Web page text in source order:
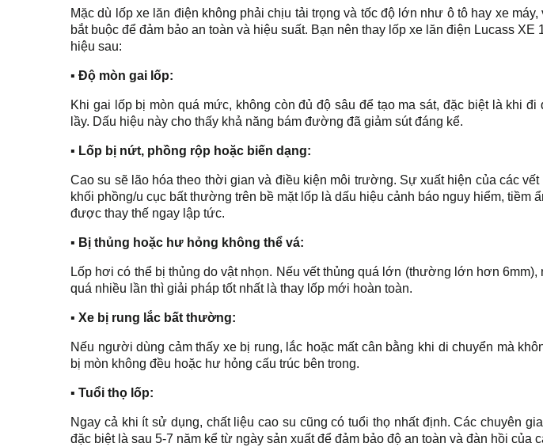
Mặc dù lốp xe lăn điện không phải chịu tải trọng và tốc độ lớn như ô tô hay xe
bắt buộc để đảm bảo an toàn và hiệu suất. Bạn nên thay lốp xe lăn điện Lucass XE
hiệu sau:
▪ Độ mòn gai lốp:
Khi gai lốp bị mòn quá mức, không còn đủ độ sâu để tạo ma sát, đặc biệt là khi
lầy. Dấu hiệu này cho thấy khả năng bám đường đã giảm sút đáng kể.
▪ Lốp bị nứt, phồng rộp hoặc biến dạng:
Cao su sẽ lão hóa theo thời gian và điều kiện môi trường. Sự xuất hiện của các
khối phồng/u cục bất thường trên bề mặt lốp là dấu hiệu cảnh báo nguy hiểm, tiềm
được thay thế ngay lập tức.
▪ Bị thủng hoặc hư hỏng không thể vá:
Lốp hơi có thể bị thủng do vật nhọn. Nếu vết thủng quá lớn (thường lớn hơn
quá nhiều lần thì giải pháp tốt nhất là thay lốp mới hoàn toàn.
▪ Xe bị rung lắc bất thường:
Nếu người dùng cảm thấy xe bị rung, lắc hoặc mất cân bằng khi di chuyển mà
bị mòn không đều hoặc hư hỏng cấu trúc bên trong.
▪ Tuổi thọ lốp:
Ngay cả khi ít sử dụng, chất liệu cao su cũng có tuổi thọ nhất định. Các chuyên
đặc biệt là sau 5-7 năm kể từ ngày sản xuất để đảm bảo độ an toàn và đàn hồi của